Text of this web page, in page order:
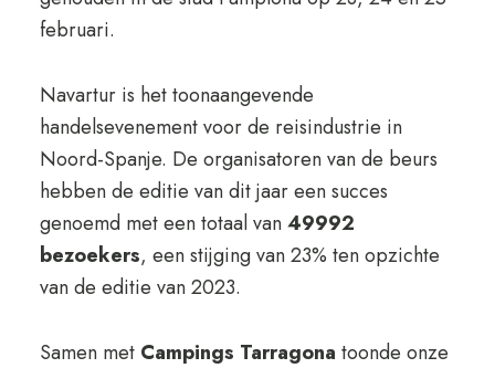
februari.
Navartur is het toonaangevende
handelsevenement voor de reisindustrie in
Noord-Spanje. De organisatoren van de beurs
hebben de editie van dit jaar een succes
genoemd met een totaal van49992
bezoekers, een stijging van 23% ten opzichte
van de editie van 2023.
Samen met Campings Tarragona toonde onze